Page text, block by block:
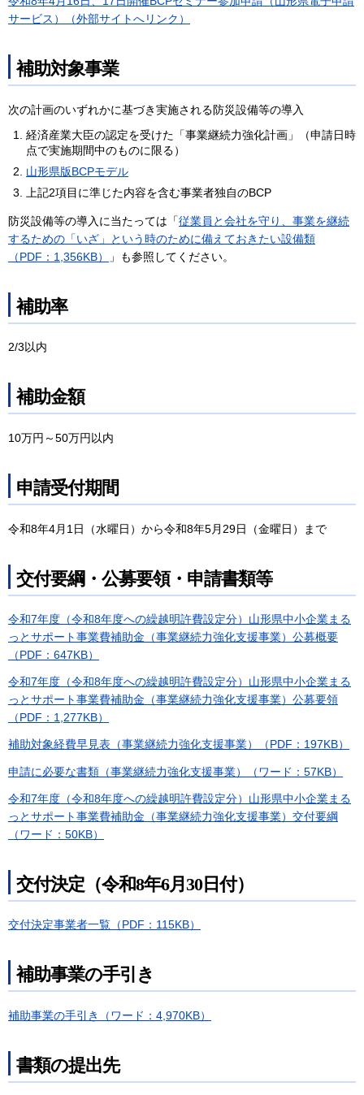
サービス）（外部サイトへリンク）
補助対象事業
次の計画のいずれかに基づき実施される防災設備等の導入
経済産業大臣の認定を受けた「事業継続力強化計画」（申請日時
点で実施期間中のものに限る）
山形県版BCPモデル
上記2項目に準じた内容を含む事業者独自のBCP
防災設備等の導入に当たっては「従業員と会社を守り、事業を継続
するための「いざ」という時のために備えておきたい設備類
（PDF：1,356KB）
」も参照してください。
補助率
2/3以内
補助金額
10万円～50万円以内
申請受付期間
令和8年4月1日（水曜日）から令和8年5月29日（金曜日）まで
交付要綱・公募要領・申請書類等
令和7年度（令和8年度への繰越明許費設定分）山形県中小企業まる
っとサポート事業費補助金（事業継続力強化支援事業）公募概要
（PDF：647KB）
令和7年度（令和8年度への繰越明許費設定分）山形県中小企業まる
っとサポート事業費補助金（事業継続力強化支援事業）公募要領
（PDF：1,277KB）
補助対象経費早見表（事業継続力強化支援事業）（PDF：197KB）
申請に必要な書類（事業継続力強化支援事業）（ワード：57KB）
令和7年度（令和8年度への繰越明許費設定分）山形県中小企業まる
っとサポート事業費補助金（事業継続力強化支援事業）交付要綱
（ワード：50KB）
交付決定（令和8年6月30日付）
交付決定事業者一覧（PDF：115KB）
補助事業の手引き
補助事業の手引き（ワード：4,970KB）
書類の提出先